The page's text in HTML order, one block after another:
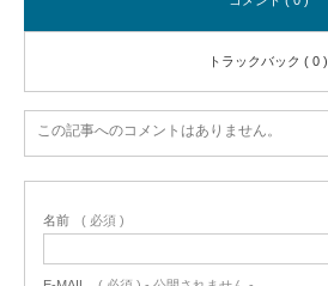
トラックバック ( 0 )
この記事へのコメントはありません。
名前 ( 必須 )